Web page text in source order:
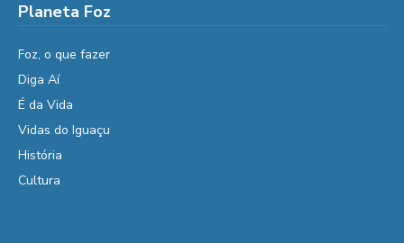
Planeta Foz
Foz, o que fazer
Diga Aí
É da Vida
Vidas do Iguaçu
História
Cultura